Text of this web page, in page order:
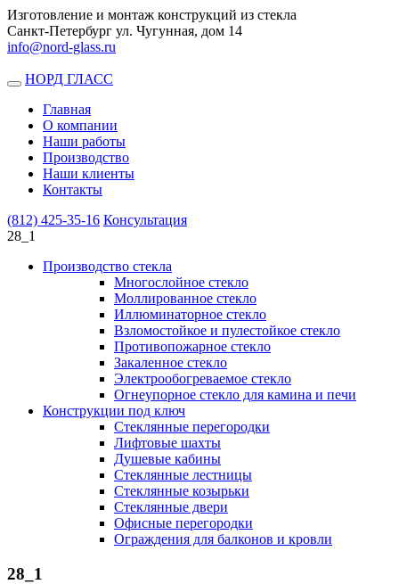
Изготовление и монтаж конструкций из стекла
Санкт-Петербург ул. Чугунная, дом 14
info@nord-glass.ru
Toggle
navigation
НОРД ГЛАСС
Главная
О компании
Наши работы
Производство
Наши клиенты
Контакты
(812) 425-35-16 Консультация
28_1
Производство стекла
Многослойное стекло
Моллированное стекло
Иллюминаторное стекло
Взломостойкое и пулестойкое стекло
Противопожарное стекло
Закаленное стекло
Электрообогреваемое стекло
Огнеупорное стекло для камина и печи
Конструкции под ключ
Стеклянные перегородки
Лифтовые шахты
Душевые кабины
Cтеклянные лестницы
Cтеклянные козырьки
Cтеклянные двери
Офисные перегородки
Ограждения для балконов и кровли
28_1